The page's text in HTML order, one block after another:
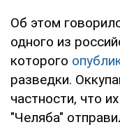
Об этом
одного из
которого
разведки.
частности, что
"Челяба"